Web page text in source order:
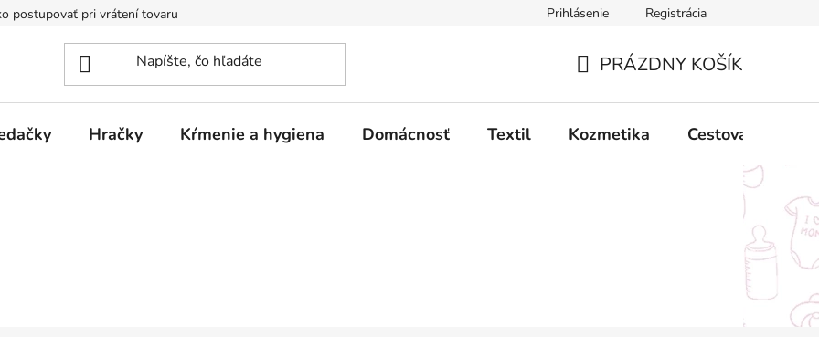
postupovať pri vrátení tovaru Obchodné podmienky Podmienky ochrany
Prihlásenie Registrácia
KOŠÍK
PRÁZDNY KOŠÍK
Hračky Kŕmenie a hygiena Domácnosť Textil Kozmetika Cestovanie